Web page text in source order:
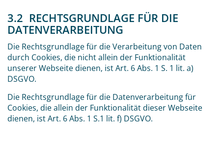
3.2 RECHTSGRUNDLAGE FÜR DIE
DATENVERARBEITUNG
Die Rechtsgrundlage für die Verarbeitung von Daten
durch Cookies, die nicht allein der Funktionalität
unserer Webseite dienen, ist Art. 6 Abs. 1 S. 1 lit. a)
DSGVO.
Die Rechtsgrundlage für die Datenverarbeitung für
Cookies, die allein der Funktionalität dieser Webseite
dienen, ist Art. 6 Abs. 1 S.1 lit. f) DSGVO.